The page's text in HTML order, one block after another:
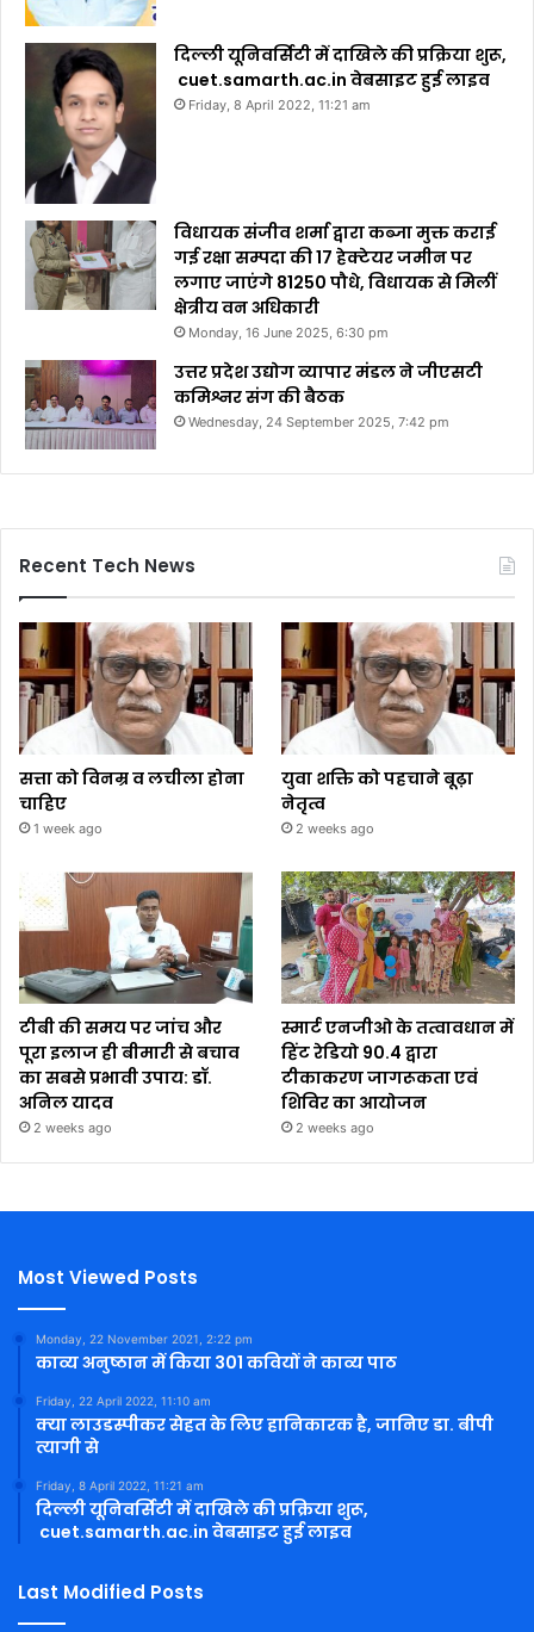
दिल्ली यूनिवर्सिटी में दाखिले की प्रक्रिया शुरू,
cuet.samarth.ac.in वेबसाइट हुई लाइव
Friday, 8 April 2022, 11:21 am
विधायक संजीव शर्मा द्वारा कब्जा मुक्त कराई
गई रक्षा सम्पदा की 17 हेक्टेयर जमीन पर
लगाए जाएंगे 81250 पौधे, विधायक से मिलीं
क्षेत्रीय वन अधिकारी
Monday, 16 June 2025, 6:30 pm
उत्तर प्रदेश उद्योग व्यापार मंडल ने जीएसटी
कमिश्नर संग की बैठक
Wednesday, 24 September 2025, 7:42 pm
Recent Tech News
सत्ता को विनम्र व लचीला होना
चाहिए
1 week ago
युवा शक्ति को पहचाने बूढ़ा
नेतृत्व
2 weeks ago
टीबी की समय पर जांच और
पूरा इलाज ही बीमारी से बचाव
का सबसे प्रभावी उपाय: डॉ.
अनिल यादव
2 weeks ago
स्मार्ट एनजीओ के तत्वावधान में
हिंट रेडियो 90.4 द्वारा
टीकाकरण जागरूकता एवं
शिविर का आयोजन
2 weeks ago
Most Viewed Posts
Monday, 22 November 2021, 2:22 pm
काव्य अनुष्ठान में किया 301 कवियों ने काव्य पाठ
Friday, 22 April 2022, 11:10 am
क्या लाउडस्पीकर सेहत के लिए हानिकारक है, जानिए डा. बीपी
त्यागी से
Friday, 8 April 2022, 11:21 am
दिल्ली यूनिवर्सिटी में दाखिले की प्रक्रिया शुरू,
cuet.samarth.ac.in वेबसाइट हुई लाइव
Last Modified Posts